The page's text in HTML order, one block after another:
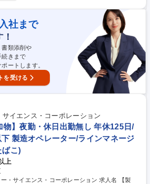
おります。中でも、「産地限定北海道根釧よつ葉
公正取引協議会の定める特選基準をクリアした根
しており、消費者の皆様に親しまれている製品で
製造ラインへ配属となります。 ■シフト例⇒1【0:
～24:00】 募集職種 【総合職/製造
務用乳製品シェアは全国でも25％を誇る★
入社まで
類添削や
続きまで
ートします。
を受ける
イエンス・コーポレーション
物】夜勤・休日出勤無し 年休125日/
製造オペレーター/ラインマネージ
ばこ)
上
イエンス・コーポレーション 求人名 【製